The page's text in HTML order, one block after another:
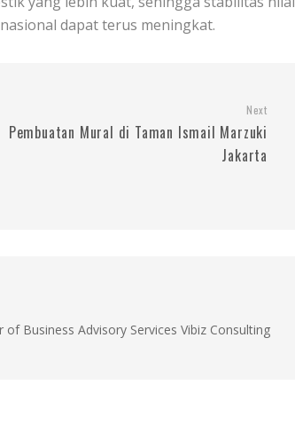
dapat terus meningkat.
Next
Pembuatan Mural di Taman Ismail Marzuki
Jakarta
Business Advisory Services Vibiz Consulting